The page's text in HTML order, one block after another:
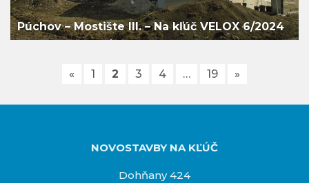
Púchov – Mostište III. – Na kľúč VELOX 6/2024
« 1 2 3 4 … 19 »
NOVOSTAVBY NA KĽÚČ
Dohňany 424